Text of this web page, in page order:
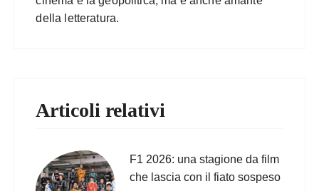
della letteratura.
Articoli relativi
F1 2026: una stagione da film
che lascia con il fiato sospeso